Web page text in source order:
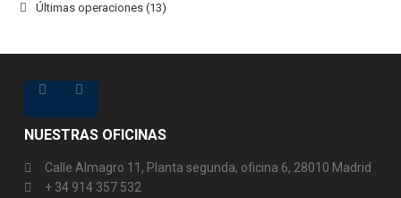
Últimas operaciones (13)
NUESTRAS OFICINAS
Calle Almagro 11, Planta segunda, oficina 6, 28010 Madrid
+ 34 914 357 532